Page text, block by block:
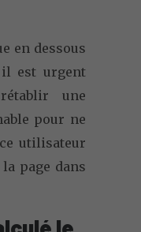
en dessous
il est urgent
une
pour ne
utilisateur
page dans
le